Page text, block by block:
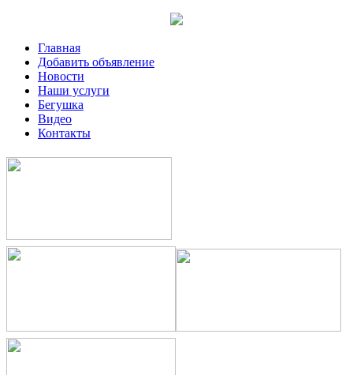
Главная
Добавить объявление
Новости
Наши услуги
Бегушка
Видео
Контакты